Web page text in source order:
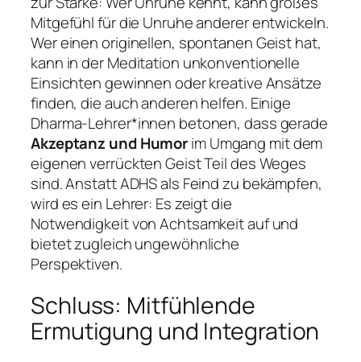
Mitgefühl für die Unruhe anderer entwickeln.
Wer einen originellen, spontanen Geist hat,
kann in der Meditation unkonventionelle
Einsichten gewinnen oder kreative Ansätze
finden, die auch anderen helfen. Einige
Dharma-Lehrer*innen betonen, dass gerade
Akzeptanz und Humorim Umgang mit dem
eigenen verrückten Geist Teil des Weges
sind. Anstatt ADHS als Feind zu bekämpfen,
wird es ein Lehrer: Es zeigt die
Notwendigkeit von Achtsamkeit auf und
bietet zugleich ungewöhnliche
Perspektiven.
Schluss: Mitfühlende
Ermutigung und Integration